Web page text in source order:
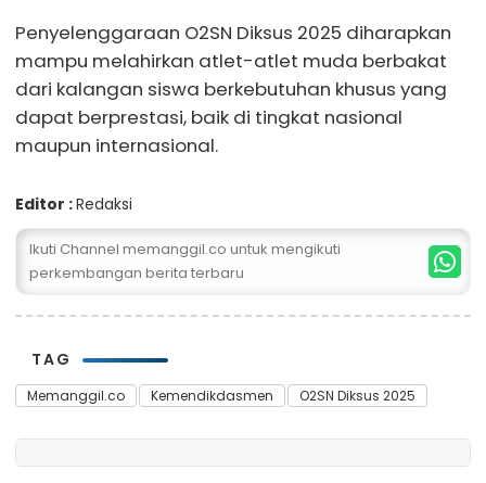
Penyelenggaraan O2SN Diksus 2025 diharapkan
mampu melahirkan atlet-atlet muda berbakat
dari kalangan siswa berkebutuhan khusus yang
dapat berprestasi, baik di tingkat nasional
maupun internasional.
Editor :Redaksi
Ikuti Channel memanggil.co untuk mengikuti
perkembangan berita terbaru
TAG
Memanggil.co Kemendikdasmen O2SN Diksus 2025